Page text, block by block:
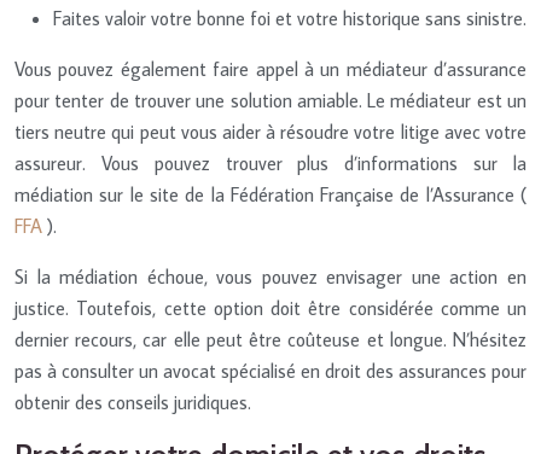
Faites valoir votre bonne foi et votre historique sans sinistre.
Vous pouvez également faire appel à un médiateur d’assurance
pour tenter de trouver une solution amiable. Le médiateur est un
tiers neutre qui peut vous aider à résoudre votre litige avec votre
assureur. Vous pouvez trouver plus d’informations sur la
médiation sur le site de la Fédération Française de l’Assurance (
FFA ).
Si la médiation échoue, vous pouvez envisager une action en
justice. Toutefois, cette option doit être considérée comme un
dernier recours, car elle peut être coûteuse et longue. N’hésitez
pas à consulter un avocat spécialisé en droit des assurances pour
obtenir des conseils juridiques.